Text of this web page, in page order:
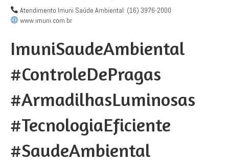
Atendimento Imuni Saúde Ambiental: (16) 3976-2000
www.imuni.com.br
ImuniSaudeAmbiental
#ControleDePragas
#ArmadilhasLuminosas
#TecnologiaEficiente
#SaudeAmbiental